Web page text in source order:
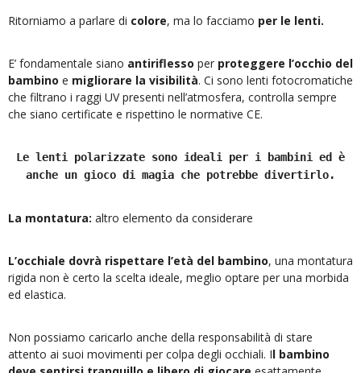
Ritorniamo a parlare di colore, ma lo facciamo per le lenti.
E’ fondamentale siano antiriflesso per proteggere l’occhio del
bambino e migliorare la visibilità. Ci sono lenti fotocromatiche
che filtrano i raggi UV presenti nell’atmosfera, controlla sempre
che siano certificate e rispettino le normative CE.
Le lenti polarizzate sono ideali per i bambini ed è
anche un gioco di magia che potrebbe divertirlo.
La montatura: altro elemento da considerare
L’occhiale dovrà rispettare l’età del bambino, una montatura
rigida non è certo la scelta ideale, meglio optare per una morbida
ed elastica.
Non possiamo caricarlo anche della responsabilità di stare
attento ai suoi movimenti per colpa degli occhiali. Il bambino